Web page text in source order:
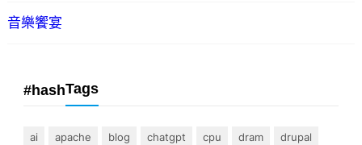
音樂饗宴
#hashTags
ai apache blog chatgpt cpu dram
drupal